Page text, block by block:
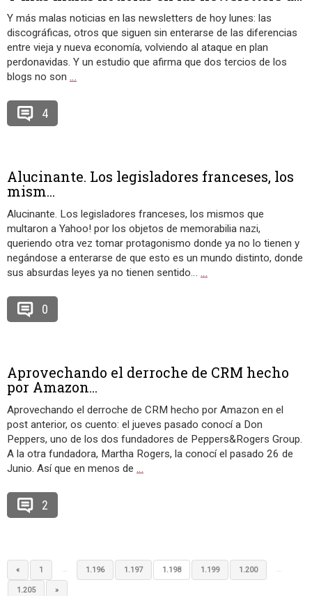
Y más malas noticias en las newsletters de hoy lunes: las
discográficas, otros que siguen sin enterarse de las diferencias
entre vieja y nueva economía, volviendo al ataque en plan
perdonavidas. Y un estudio que afirma que dos tercios de los
blogs no son …
4
Alucinante. Los legisladores franceses, los
mism...
Alucinante. Los legisladores franceses, los mismos que
multaron a Yahoo! por los objetos de memorabilia nazi,
queriendo otra vez tomar protagonismo donde ya no lo tienen y
negándose a enterarse de que esto es un mundo distinto, donde
sus absurdas leyes ya no tienen sentido… …
0
Aprovechando el derroche de CRM hecho
por Amazon...
Aprovechando el derroche de CRM hecho por Amazon en el
post anterior, os cuento: el jueves pasado conocí a Don
Peppers, uno de los dos fundadores de Peppers&Rogers Group.
A la otra fundadora, Martha Rogers, la conocí el pasado 26 de
Junio. Así que en menos de …
2
« 1 … 1.196 1.197 1.198 1.199 1.200 …
1.205 »